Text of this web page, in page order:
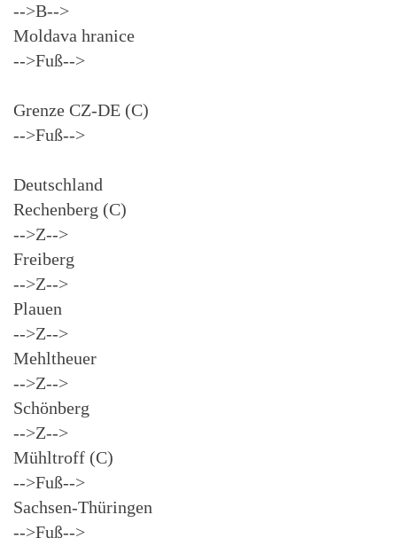
-->B-->
Moldava hranice
-->Fuß-->
Grenze CZ-DE (C)
-->Fuß-->
Deutschland
Rechenberg (C)
-->Z-->
Freiberg
-->Z-->
Plauen
-->Z-->
Mehltheuer
-->Z-->
Schönberg
-->Z-->
Mühltroff (C)
-->Fuß-->
Sachsen-Thüringen
-->Fuß-->